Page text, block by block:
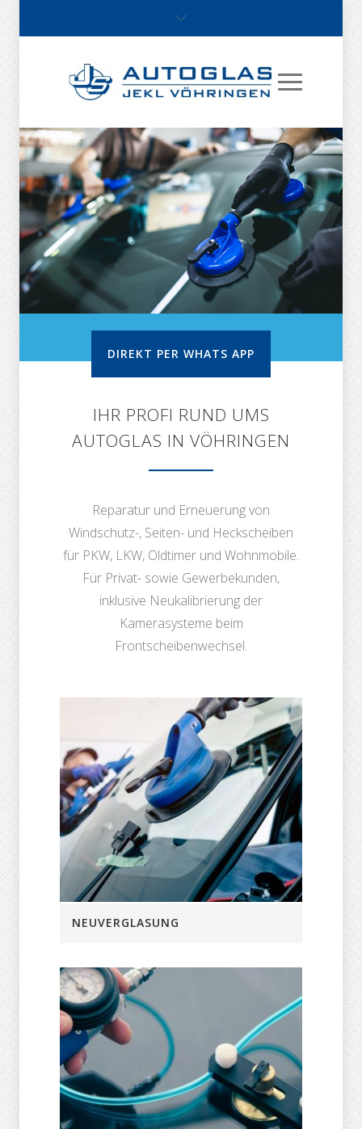
NEUVERGLASUNG
DIREKT PER WHATS APP
IHR PROFI RUND UMS
AUTOGLAS IN VÖHRINGEN
Reparatur und Erneuerung von
Windschutz-, Seiten- und Heckscheiben
für PKW, LKW, Oldtimer und Wohnmobile.
Für Privat- sowie Gewerbekunden,
inklusive Neukalibrierung der
Kamerasysteme beim
Frontscheibenwechsel.
NEUVERGLASUNG